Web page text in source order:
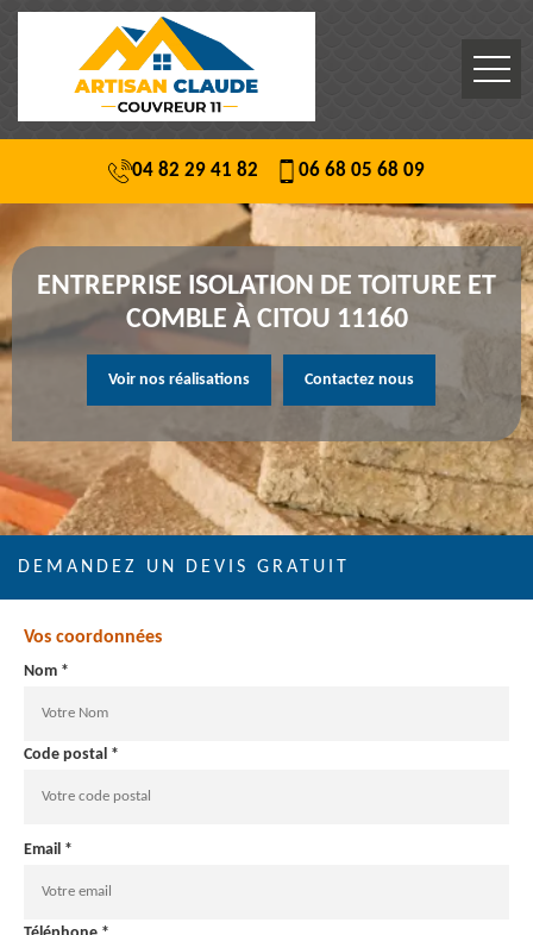
04 82 29 41 82 06 68 05 68 09
ENTREPRISE ISOLATION DE TOITURE ET
COMBLE À CITOU 11160
Voir nos réalisations Contactez nous
DEMANDEZ UN DEVIS GRATUIT
Vos coordonnées
Nom *
Code postal *
Email *